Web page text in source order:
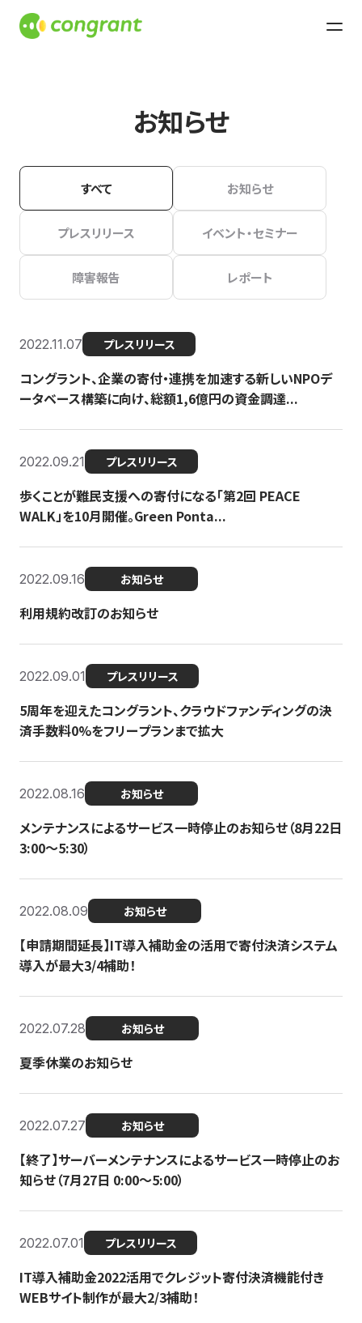
お知らせ
すべて お知らせ
プレスリリース イベント・セミナー
障害報告 レポート
2022.11.07 プレスリリース
コングラント、企業の寄付・連携を加速する新しいNPOデ
ータベース構築に向け、総額1,6億円の資金調達...
2022.09.21 プレスリリース
歩くことが難民支援への寄付になる「第2回 PEACE
WALK」を10月開催。Green Ponta...
2022.09.16 お知らせ
利用規約改訂のお知らせ
2022.09.01 プレスリリース
5周年を迎えたコングラント、クラウドファンディングの決
済手数料0%をフリープランまで拡大
2022.08.16 お知らせ
メンテナンスによるサービス一時停止のお知らせ（8月22日
3:00〜5:30）
2022.08.09 お知らせ
【申請期間延長】IT導入補助金の活用で寄付決済システム
導入が最大3/4補助！
2022.07.28 お知らせ
夏季休業のお知らせ
2022.07.27 お知らせ
【終了】サーバーメンテナンスによるサービス一時停止のお
知らせ（7月27日 0:00〜5:00）
2022.07.01 プレスリリース
IT導入補助金2022活用でクレジット寄付決済機能付き
WEBサイト制作が最大2/3補助！